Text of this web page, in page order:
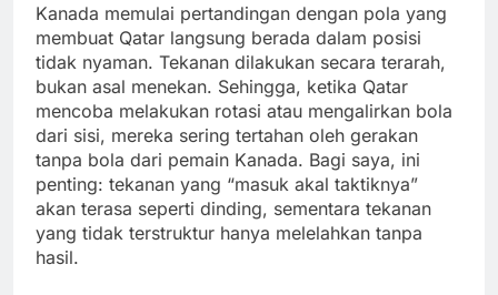
Kanada memulai pertandingan dengan pola yang
membuat Qatar langsung berada dalam posisi
tidak nyaman. Tekanan dilakukan secara terarah,
bukan asal menekan. Sehingga, ketika Qatar
mencoba melakukan rotasi atau mengalirkan bola
dari sisi, mereka sering tertahan oleh gerakan
tanpa bola dari pemain Kanada. Bagi saya, ini
penting: tekanan yang “masuk akal taktiknya”
akan terasa seperti dinding, sementara tekanan
yang tidak terstruktur hanya melelahkan tanpa
hasil.